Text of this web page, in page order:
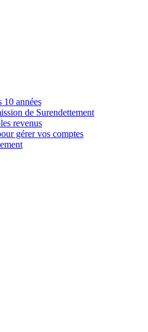
10 années
de Surendettement
revenus
gérer vos comptes